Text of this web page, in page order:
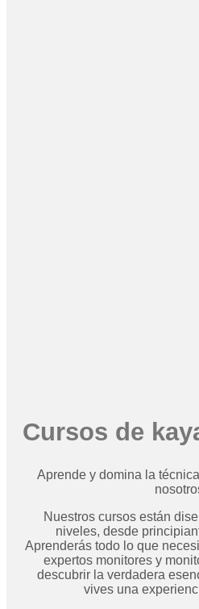
Cursos de
Aprende y domina la
Nuestros cursos están
niveles, desde
Aprenderás todo lo que
expertos monitores y
descubrir la verdadera
vives una